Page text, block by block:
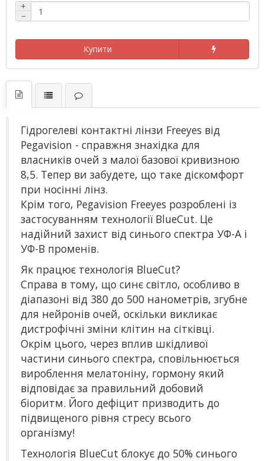
+
−
Купити
Гідрогелеві контактні лінзи Freeyes від
Pegavision - справжня знахідка для
власників очей з малої базової кривизною
8,5. Тепер ви забудете, що таке діскомфорт
при носінні лінз.
Крім того, Pegavision Freeyes розроблені із
застосуванням технології BlueCut. Це
надійний захист від синього спектра УФ-А і
УФ-B променів.
Як працює технологія BlueCut?
Справа в тому, що синє світло, особливо в
діапазоні від 380 до 500 нанометрів, згубне
для нейронів очей, оскільки викликає
дистрофічні зміни клітин на сітківці.
Окрім цього, через вплив шкідливої ​​
частини синього спектра, сповільнюється
вироблення мелатоніну, гормону який
відповідає за правильний добовий
біоритм. Його дефіцит призводить до
підвищеного рівня стресу всього
організму!
Технологія BlueCut блокує до 50% синього